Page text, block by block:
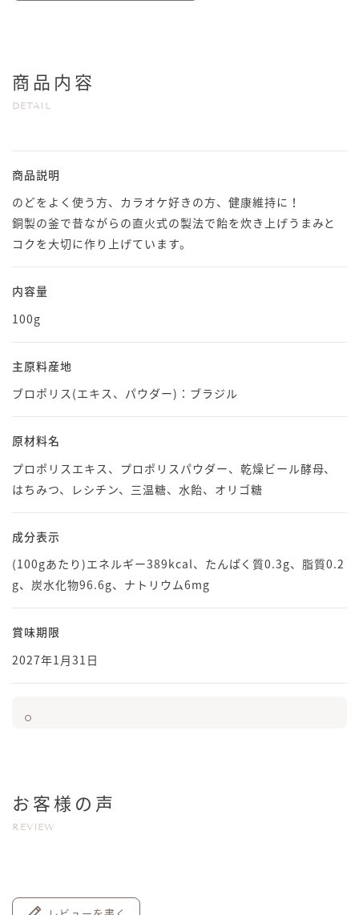
商品内容
DETAIL
商品説明
のどをよく使う方、カラオケ好きの方、健康維持に！
銅製の釜で昔ながらの直火式の製法で飴を炊き上げうまみと
コクを大切に作り上げています。
内容量
100g
主原料産地
ブロポリス(エキス、パウダー)：ブラジル
原材料名
プロポリスエキス、プロポリスパウダー、乾燥ビール酵母、
はちみつ、レシチン、三温糖、水飴、オリゴ糖
成分表示
(100gあたり)エネルギー389kcal、たんぱく質0.3g、脂質0.2
g、炭水化物96.6g、ナトリウム6mg
賞味期限
2027年1月31日
お客様の声
REVIEW